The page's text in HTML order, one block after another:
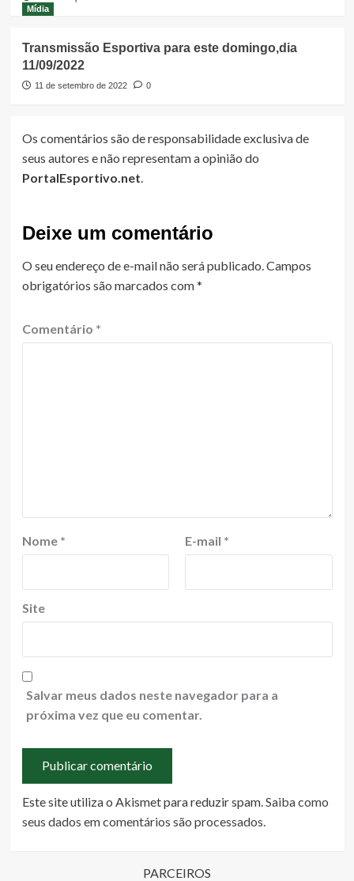
Mídia
Transmissão Esportiva para este domingo,dia
11/09/2022
11 de setembro de 2022 0
Os comentários são de responsabilidade exclusiva de
seus autores e não representam a opinião do
PortalEsportivo.net.
Deixe um comentário
O seu endereço de e-mail não será publicado.Campos
obrigatórios são marcados com*
Comentário *
Nome * E-mail *
Site
Salvar meus dados neste navegador para a
próxima vez que eu comentar.
Este site utiliza o Akismet para reduzir spam.Saiba como
seus dados em comentários são processados.
PARCEIROS